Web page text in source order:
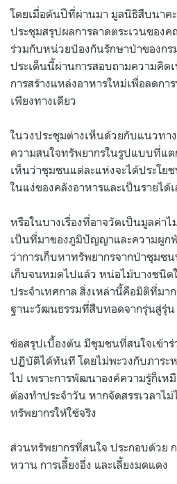
โดยเมื่อต้นปีที่ผ่านมา มูลนิธิสืบนาคะ
ประชุมสรุปผลการลาดตระเวนของ
ร่วมกับหน่วยป้องกันรักษาป่าของก
ประเด็นนี้ผ่านการสอบถามความคิด
การสร้างแหล่งอาหารใหม่เพื่อลดก
เพียงทางเดียว
ในวงประชุมต่างเห็นด้วยกับแนวทา
ความสนใจทรัพยากรในรูปแบบที่แ
เห็นว่าชุมชนแต่ละแห่งจะได้ประโย
ในแง่ของคลังอาหารและเป็นรายได้
หรือในบางเรื่องที่อาจวัดเป็นมูลค่า
เป็นที่มาของภูมิปัญญาและความผูก
ว่าการเก็บหาทรัพยากรจากป่าชุมช
เก็บจนหมดไปแล้ว หน่อไม้บางชนิด
ประจำเทศกาล สิ่งเหล่านี้คือมิติที่มา
ฐานะวัฒนธรรมที่สืบทอดจากรุ่นสู่รุ่น
ข้อสรุปเบื้องต้น มีชุมชนที่สนใจเข้า
ปฏิบัติได้ทันที โดยไม่พะวงกับภาร
ไป เพราะการพัฒนาองค์ความรู้ก็เ
ต้องทำประจำวัน หากจัดสรรเวลาไ
ทรัพยากรให้ใช้จริง
ส่วนทรัพยากรที่สนใจ ประกอบด้วย
หวาน การเลี้ยงอึ่ง และเลี้ยงมดแดง